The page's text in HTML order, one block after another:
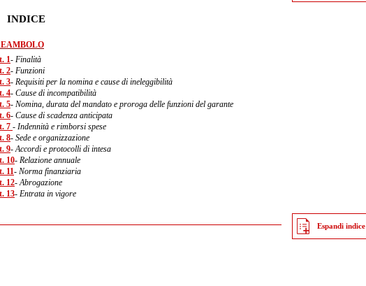
INDICE
1- Finalità
2- Funzioni
3- Requisiti per la nomina e cause di ineleggibilità
4- Cause di incompatibilità
5- Nomina, durata del mandato e proroga delle funzioni del garante
6- Cause di scadenza anticipata
7 - Indennità e rimborsi spese
8- Sede e organizzazione
9- Accordi e protocolli di intesa
10- Relazione annuale
11- Norma finanziaria
12- Abrogazione
13- Entrata in vigore
Espandi indice